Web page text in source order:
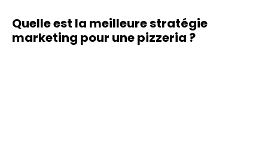
Quelle est la meilleure stratégie
marketing pour une pizzeria ?